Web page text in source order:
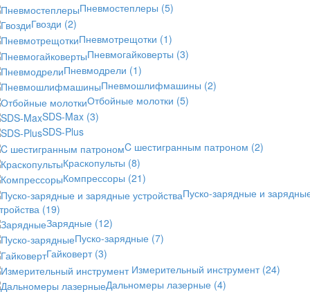
Пневмостеплеры (5)
Гвозди (2)
Пневмотрещотки (1)
Пневмогайковерты (3)
Пневмодрели (1)
Пневмошлифмашины (2)
Отбойные молотки (5)
SDS-Max (3)
SDS-Plus
C шестигранным патроном (2)
Краскопульты (8)
Компрессоры (21)
Пуско-зарядные и
(19)
Зарядные (12)
Пуско-зарядные (7)
Гайковерт (3)
Измерительный инструмент (24)
Дальномеры лазерные (4)